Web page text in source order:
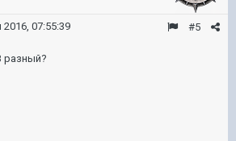
#5
07:55:39
разный?